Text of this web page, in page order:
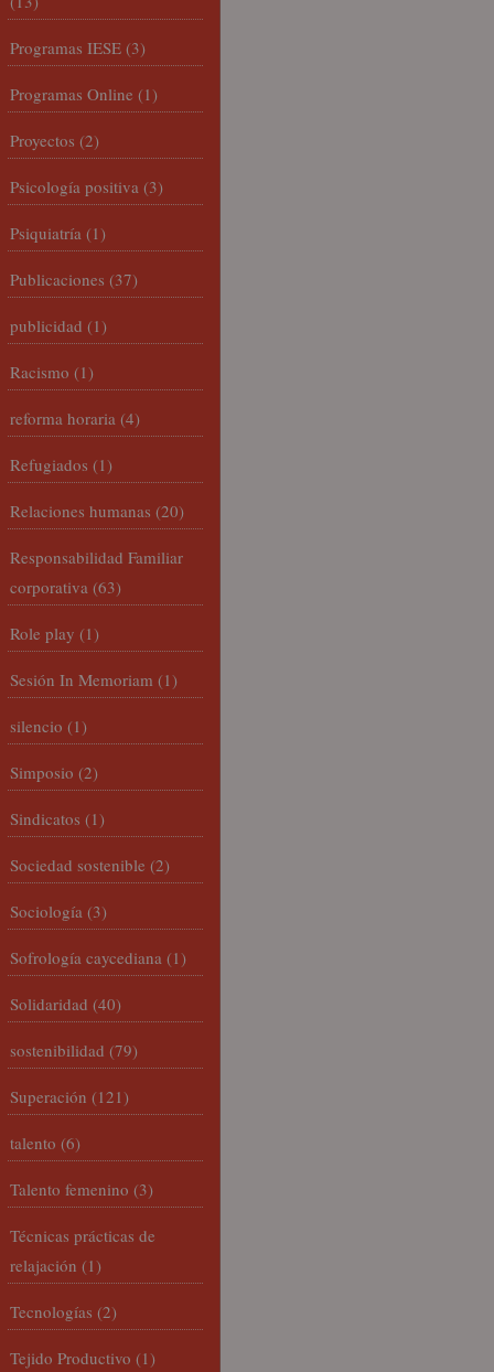
Programas IESE (3)
Programas Online (1)
Proyectos (2)
Psicología positiva (3)
Psiquiatría (1)
Publicaciones (37)
publicidad (1)
Racismo (1)
reforma horaria (4)
Refugiados (1)
Relaciones humanas (20)
Responsabilidad Familiar
corporativa (63)
Role play (1)
Sesión In Memoriam (1)
silencio (1)
Simposio (2)
Sindicatos (1)
Sociedad sostenible (2)
Sociología (3)
Sofrología caycediana (1)
Solidaridad (40)
sostenibilidad (79)
Superación (121)
talento (6)
Talento femenino (3)
Técnicas prácticas de
relajación (1)
Tecnologías (2)
Tejido Productivo (1)